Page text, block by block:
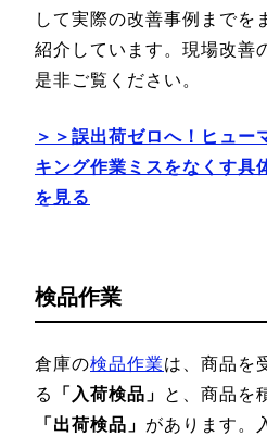
して実際の改善事例までを
紹介しています。現場改善
是非ご覧ください。
＞＞誤出荷ゼロへ！ヒュー
キング作業ミスをなくす具
を見る
検品作業
倉庫の検品作業は、商品を
る
「入荷検品」
と、商品を
「出荷検品」 があります。